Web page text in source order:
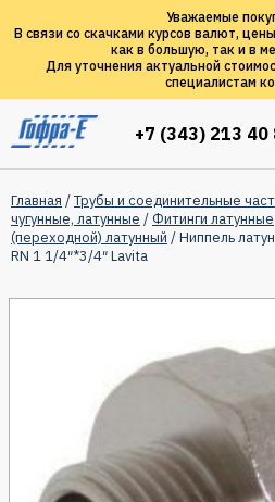
Уважаемые
В связи со скачками курсов валют,
как в большую, так и в
Для уточнения актуальной
специалистам
+7 (343) 213 40
Главная /Трубы и соединительные
чугунные, латунные / Фитинги латунные
(переходной) латунный / Ниппель
RN 1 1/4″*3/4″ Lavita